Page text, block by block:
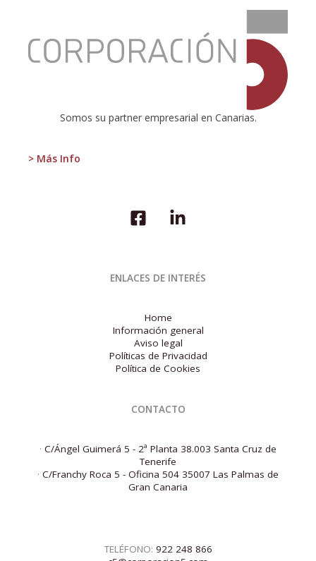
Somos su partner empresarial en Canarias.
> Más Info
autonomías
son
ENLACES DE INTERÉS
Home
Información general
Aviso legal
Políticas de Privacidad
Política de Cookies
CONTACTO
· C/Ángel Guimerá 5 - 2ª Planta 38.003 Santa Cruz de
Tenerife
· C/Franchy Roca 5 - Oficina 504 35007 Las Palmas de
Gran Canaria
TELÉFONO: 922 248 866